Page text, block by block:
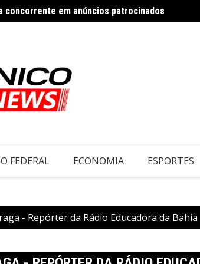
concorrente em anúncios patrocinados
FEDERAL ECONOMIA ESPORTES
- Repórter da Rádio Educadora da Bahia